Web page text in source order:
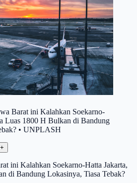
Barat ini Kalahkan Soekarno-
Luas 1800 H Bulkan di Bandung
• UNPLASH
ini Kalahkan Soekarno-Hatta Jakarta,
di Bandung Lokasinya, Tiasa Tebak?